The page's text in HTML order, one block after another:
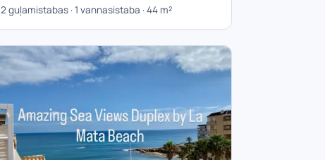
2 guļamistabas · 1 vannasistaba · 44 m²